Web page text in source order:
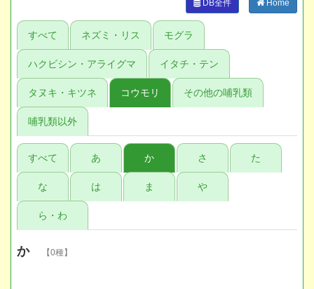
DB全件 Home
すべて ネズミ・リス モグラ
ハクビシン・アライグマ イタチ・テン
タヌキ・キツネ コウモリ その他の哺乳類
哺乳類以外
すべて あ か さ た
な は ま や
ら・わ
か 【0種】